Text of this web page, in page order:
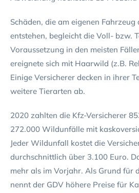
Schäden, die am eigenen
entstehen, begleicht die Voll- bzw.
Voraussetzung in den meisten
ereignete sich mit Haarwild (z.B.
Einige Versicherer decken in ihrer
weitere Tierarten ab.
2020 zahlten die Kfz-Versicherer
272.000 Wildunfälle mit
Jeder Wildunfall kostet die
durchschnittlich über 3.100 Euro.
mehr als im Vorjahr. Als Grund für
nennt der GDV höhere Preise für